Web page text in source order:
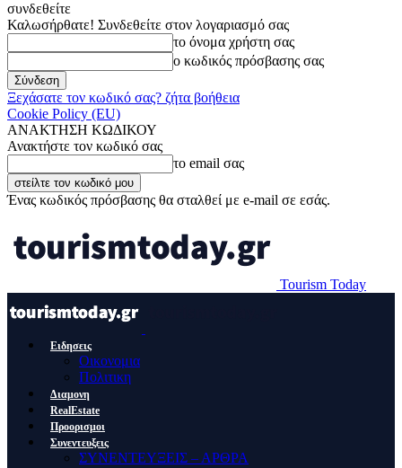
συνδεθείτε
Καλωσήρθατε! Συνδεθείτε στον λογαριασμό σας
το όνομα χρήστη σας
ο κωδικός πρόσβασης σας
Ξεχάσατε τον κωδικό σας? ζήτα βοήθεια
Cookie Policy (EU)
ΑΝΑΚΤΗΣΗ ΚΩΔΙΚΟΥ
Ανακτήστε τον κωδικό σας
το email σας
Ένας κωδικός πρόσβασης θα σταλθεί με e-mail σε εσάς.
Tourism Today
Ειδησεις
Οικονομια
Πολιτικη
Διαμονη
RealEstate
Προορισμοι
Συνεντευξεις
ΣΥΝΕΝΤΕΥΞΕΙΣ – ΑΡΘΡΑ